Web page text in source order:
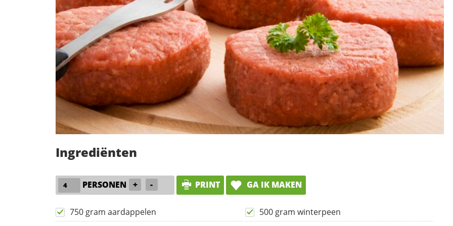
Ingrediënten
PERSONEN + - PRINT GA IK MAKEN
750 gram aardappelen
500 gram winterpeen